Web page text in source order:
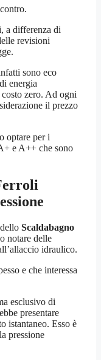
a differenza di
revisioni
sono eco
energia
costo zero. Ad ogni
il prezzo
optare per i
e A++ che sono
Scaldabagno
notare delle
idraulico.
e che interessa
esclusivo di
presentare
istantaneo. Esso è
pressione